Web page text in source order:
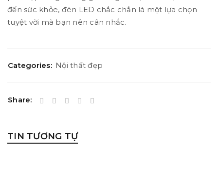
đến sức khỏe, đèn LED chắc chắn là một lựa chọn
tuyệt vời mà bạn nên cân nhắc.
Categories: Nội thất đẹp
Share:
TIN TƯƠNG TỰ